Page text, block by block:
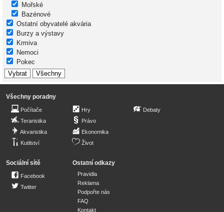
Mořské
Bazénové
Ostatní obyvatelé akvária
Burzy a výstavy
Krmiva
Nemoci
Pokec
Všechny poradny
Počítače
Teraristika
Akvaristika
Kutilství
Hry
Právo
Ekonomika
Život
Debaty
Sociální sítě
Facebook
Twitter
Ostatní odkazy
Pravidla
Reklama
Podpořte nás
FAQ
Kontakt